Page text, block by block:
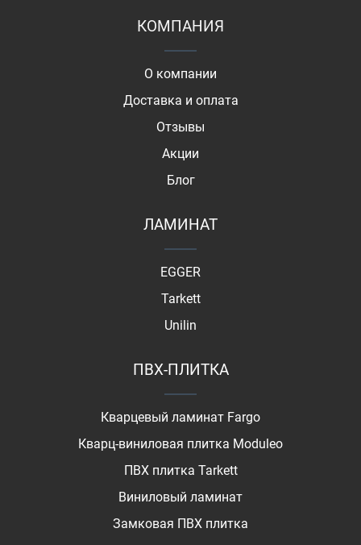
КОМПАНИЯ
О компании
Доставка и оплата
Отзывы
Акции
Блог
ЛАМИНАТ
EGGER
Tarkett
Unilin
ПВХ-ПЛИТКА
Кварцевый ламинат Fargo
Кварц-виниловая плитка Moduleo
ПВХ плитка Tarkett
Виниловый ламинат
Замковая ПВХ плитка